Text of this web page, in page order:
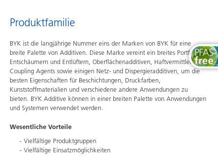
Produktfamilie
BYK ist die langjährige Nummer eins der Marken von BYK für eine
breite Palette von Additiven. Diese Marke vereint ein breites Portfolio an
Entschäumern und Entlüftern, Oberflächenadditiven, Haftvermittlern und
Coupling Agents sowie einigen Netz- und Dispergieradditiven, um die
besten Eigenschaften für Beschichtungen, Druckfarben,
Kunststoffmaterialien und verschiedene andere Anwendungen zu
bieten. BYK Additive können in einer breiten Palette von Anwendungen
und Systemen verwendet werden.
Wesentliche Vorteile
Vielfältige Produktgruppen
Vielfältige Einsatzmöglichkeiten